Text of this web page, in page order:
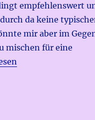
empfehlenswert
da keine
mir aber im
mischen für eine
Caramel Schnittchen“